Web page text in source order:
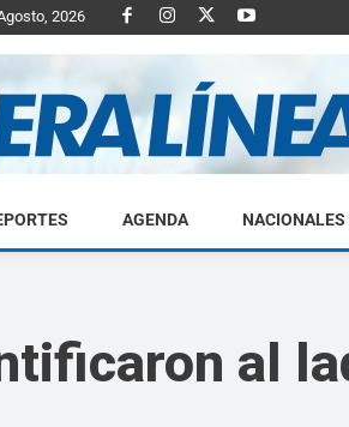
2026
Diario
AGENDA NACIONALES
al